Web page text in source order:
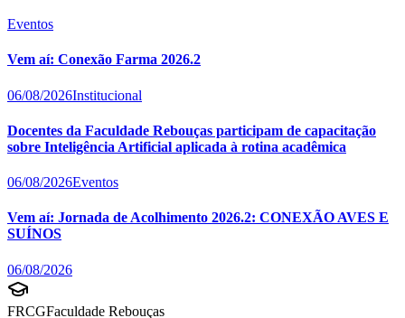
Eventos
Vem aí: Conexão Farma 2026.2
06/08/2026Institucional
Docentes da Faculdade Rebouças participam de capacitação
sobre Inteligência Artificial aplicada à rotina acadêmica
06/08/2026Eventos
Vem aí: Jornada de Acolhimento 2026.2: CONEXÃO AVES E
SUÍNOS
06/08/2026
FRCGFaculdade Rebouças